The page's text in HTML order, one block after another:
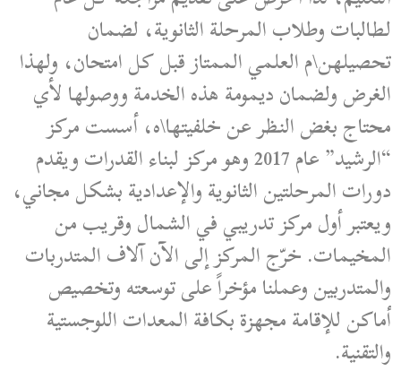
لطالبات وطلاب المرحلة الثانوية، لضمان
تحصيلهن\م العلمي الممتاز قبل كل امتحان، ولهذا
الغرض ولضمان ديمومة هذه الخدمة ووصولها لأي
محتاج بغض النظر عن خلفيتها\ه، أسست مركز
“الرشيد” عام 2017 وهو مركز لبناء القدرات ويقدم
دورات المرحلتين الثانوية والإعدادية بشكل مجاني،
ويعتبر أول مركز تدريبي في الشمال وقريب من
المخيمات. خرّج المركز إلى الآن آلاف المتدربات
والمتدربين وعملنا مؤخراً على توسعته وتخصيص
أماكن للإقامة مجهزة بكافة المعدات اللوجستية
والتقنية.